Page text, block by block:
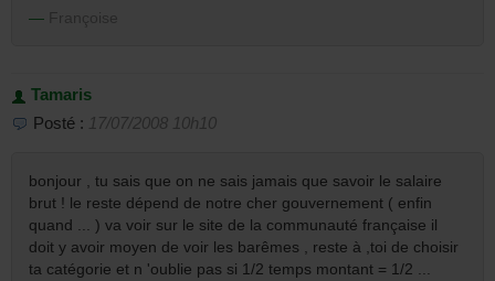
Tamaris
Posté : 17/07/2008 10h10
bonjour , tu sais que on ne sais jamais que savoir le salaire
brut ! le reste dépend de notre cher gouvernement ( enfin
quand ... ) va voir sur le site de la communauté française il
doit y avoir moyen de voir les barêmes , reste à ,toi de choisir
ta catégorie et n 'oublie pas si 1/2 temps montant = 1/2 ...